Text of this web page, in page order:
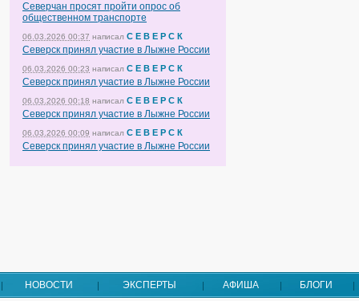
Северчан просят пройти опрос об
общественном транспорте
06.03.2026 00:37 написал С Е В Е Р С К
Северск принял участие в Лыжне России
06.03.2026 00:23 написал С Е В Е Р С К
Северск принял участие в Лыжне России
06.03.2026 00:18 написал С Е В Е Р С К
Северск принял участие в Лыжне России
06.03.2026 00:09 написал С Е В Е Р С К
Северск принял участие в Лыжне России
НОВОСТИ ЭКСПЕРТЫ АФИША БЛОГИ